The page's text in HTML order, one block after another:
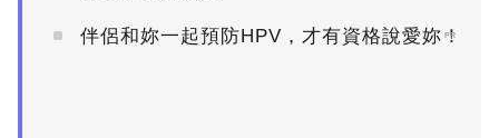
伴侶和妳一起預防HPV，才有資格說愛妳！
PR